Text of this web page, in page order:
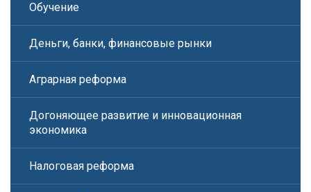
Обучение
Деньги, банки, финансовые рынки
Аграрная реформа
Догоняющее развитие и инновационная
экономика
Налоговая реформа